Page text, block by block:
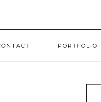
PORTFOLIO